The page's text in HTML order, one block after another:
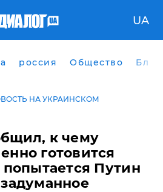
UA
россия Общество
НА УКРАИНСКОМ
к чему
готовится
Путин